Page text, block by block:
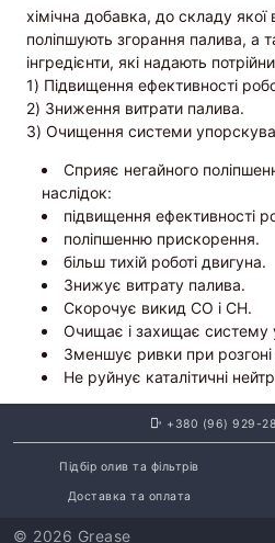
хімічна добавка, до складу
поліпшують згорання палива, а
інгредієнти, які надають
1) Підвищення ефективності
2) Зниження витрати палива.
3) Очищення системи
Сприяє негайного
наслідок:
підвищення ефективності
поліпшенню прискорення.
більш тихій роботі двигуна.
Знижує витрату палива.
Скорочує викид СО і СН.
Очищає і захищає систему
Зменшує ривки при розгоні
Не руйнує каталітичні
+380 (96) 929-
Підбір олив та фільтрів
Доставка та оплата
© 2026 Grease